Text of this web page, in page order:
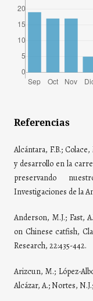
Referencias
Alcántara, F.B.;
y desarrollo en la
preservando
Investigaciones de la
Anderson, M.J.; Fast,
on Chinese catfish,
Research, 22:435-442.
Arizcun, M.; López-
Alcázar, A.; Nortes,